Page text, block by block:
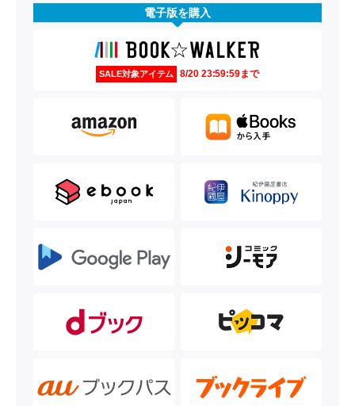
電子版を購入
SALE対象アイテム 8/20 23:59:59まで